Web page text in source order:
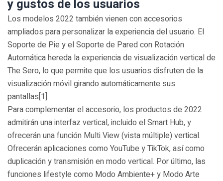
y gustos de los usuarios
Los modelos 2022 también vienen con accesorios
ampliados para personalizar la experiencia del usuario. El
Soporte de Pie y el Soporte de Pared con Rotación
Automática hereda la experiencia de visualización vertical de
The Sero, lo que permite que los usuarios disfruten de la
visualización móvil girando automáticamente sus
pantallas[1].
Para complementar el accesorio, los productos de 2022
admitirán una interfaz vertical, incluido el Smart Hub, y
ofrecerán una función Multi View (vista múltiple) vertical.
Ofrecerán aplicaciones como YouTube y TikTok, así como
duplicación y transmisión en modo vertical. Por último, las
funciones lifestyle como Modo Ambiente+ y Modo Arte